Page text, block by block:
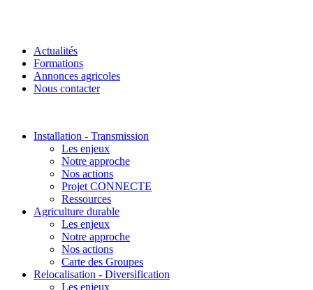
Actualités
Formations
Annonces agricoles
Nous contacter
Installation - Transmission
Les enjeux
Notre approche
Nos actions
Projet CONNECTE
Ressources
Agriculture durable
Les enjeux
Notre approche
Nos actions
Carte des Groupes
Relocalisation - Diversification
Les enjeux